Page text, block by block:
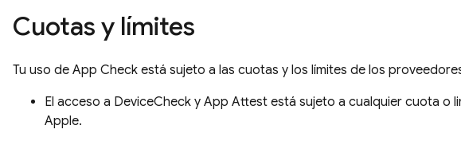
Cuotas y límites
Tu uso de App Check está sujeto a las cuotas y los límites de los
El acceso a DeviceCheck y App Attest está sujeto a cualquier cuota o
Apple.